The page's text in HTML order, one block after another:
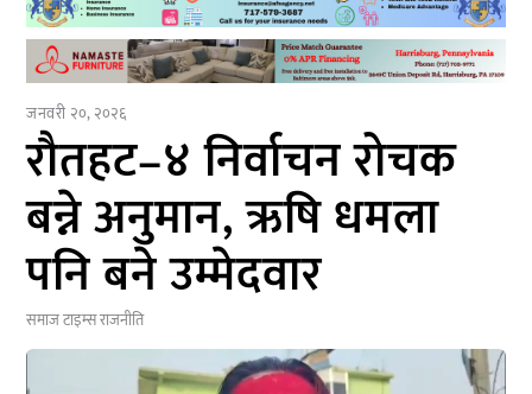
जनवरी २०, २०२६
रौतहट–४ निर्वाचन रोचक
बन्ने अनुमान, ऋषि धमला
पनि बने उम्मेदवार
समाज टाइम्सराजनीति